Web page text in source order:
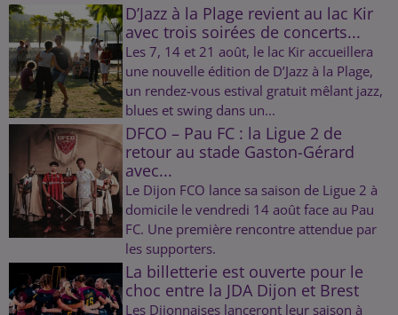
D’Jazz à la Plage revient au lac Kir
avec trois soirées de concerts...
Les 7, 14 et 21 août, le lac Kir accueillera
une nouvelle édition de D’Jazz à la Plage,
un rendez-vous estival gratuit mêlant jazz,
blues et swing dans un...
DFCO – Pau FC : la Ligue 2 de
retour au stade Gaston-Gérard
avec...
Le Dijon FCO lance sa saison de Ligue 2 à
domicile le vendredi 14 août face au Pau
FC. Une première rencontre attendue par
les supporters.
La billetterie est ouverte pour le
choc entre la JDA Dijon et Brest
Les Dijonnaises lanceront leur saison à